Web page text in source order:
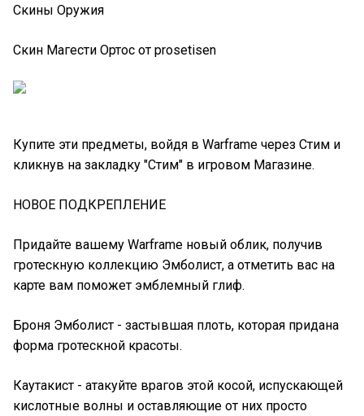
Скины Оружия
Скин Магести Ортос от prosetisen
Купите эти предметы, войдя в Warframe через Стим и
кликнув на закладку "Стим" в игровом Магазине.
НОВОЕ ПОДКРЕПЛЕНИЕ
Придайте вашему Warframe новый облик, получив
гротескную коллекцию Эмболист, а отметить вас на
карте вам поможет эмблемный глиф.
Броня Эмболист - застывшая плоть, которая придана
форма гротескной красоты.
Каутакист - атакуйте врагов этой косой, испускающей
кислотные волны и оставляющие от них просто